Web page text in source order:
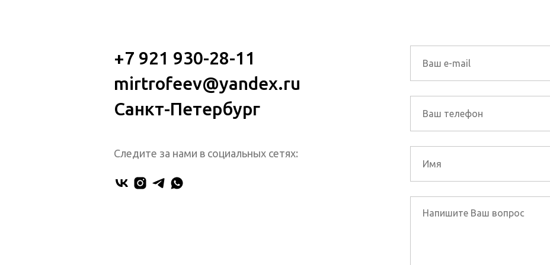
+7 921 930-28-11
mirtrofeev@yandex.ru
Санкт-Петербург
Следите за нами в социальных сетях: